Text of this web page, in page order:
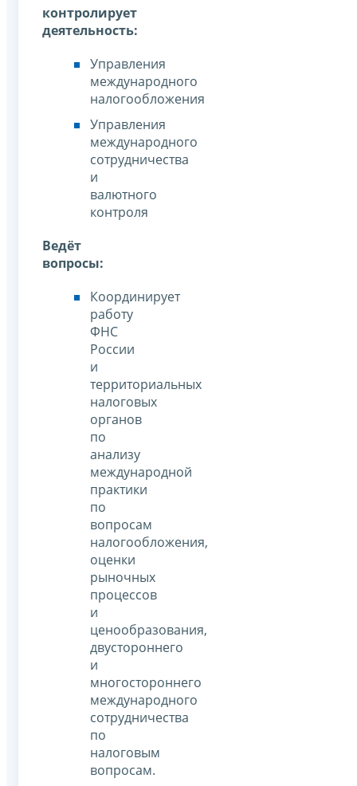
контролирует
деятельность:
Управления
международного
налогообложения
Управления
международного
сотрудничества
и
валютного
контроля
Ведёт
вопросы:
Координирует
работу
ФНС
России
и
территориальных
налоговых
органов
по
анализу
международной
практики
по
вопросам
налогообложения,
оценки
рыночных
процессов
и
ценообразования,
двустороннего
и
многостороннего
международного
сотрудничества
по
налоговым
вопросам.